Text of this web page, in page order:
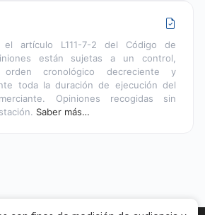
artículo L111-7-2 del Código de
están sujetas a un control,
orden cronológico decreciente y
toda la duración de ejecución del
Opiniones recogidas sin
Saber más…